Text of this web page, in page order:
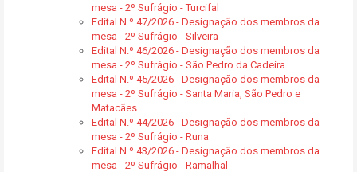
mesa - 2º Sufrágio - Turcifal
Edital N.º 47/2026 - Designação dos membros da
mesa - 2º Sufrágio - Silveira
Edital N.º 46/2026 - Designação dos membros da
mesa - 2º Sufrágio - São Pedro da Cadeira
Edital N.º 45/2026 - Designação dos membros da
mesa - 2º Sufrágio - Santa Maria, São Pedro e
Matacães
Edital N.º 44/2026 - Designação dos membros da
mesa - 2º Sufrágio - Runa
Edital N.º 43/2026 - Designação dos membros da
mesa - 2º Sufrágio - Ramalhal